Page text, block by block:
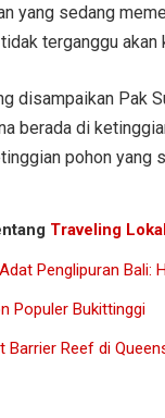
yang sedang
terganggu
disampaikan Pak
berada di
pohon yang
Traveling
Penglipuran Bali:
Populer Bukittinggi
Barrier Reef di